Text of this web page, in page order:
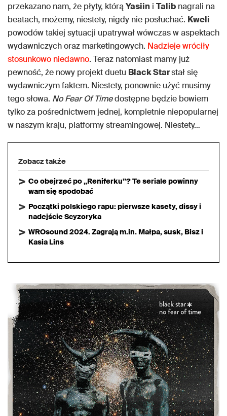
przekazano nam, że płyty, którąYasiin i Talib nagrali na
beatach, możemy, niestety, nigdy nie posłuchać. Kweli
powodów takiej sytuacji upatrywał wówczas w aspektach
wydawniczych oraz marketingowych. Nadzieje wróciły
stosunkowo niedawno. Teraz natomiast mamy już
pewność, że nowy projekt duetu Black Starstał się
wydawniczym faktem. Niestety, ponownie użyć musimy
tego słowa. No Fear Of Timedostępne będzie bowiem
tylko za pośrednictwem jednej, kompletnie niepopularnej
w naszym kraju, platformy streamingowej. Niestety…
Zobacz także
Co obejrzeć po „Reniferku”? Te seriale powinny
wam się spodobać
Początki polskiego rapu: pierwsze kasety, dissy i
nadejście Scyzoryka
WROsound 2024. Zagrają m.in. Małpa, susk, Bisz i
Kasia Lins